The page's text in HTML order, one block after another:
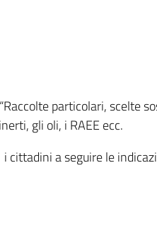
particolari, scelte
gli oli, i RAEE ecc.
a seguire le